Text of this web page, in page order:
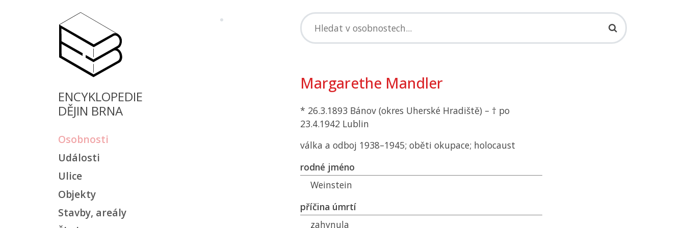
ENCYKLOPEDIE
DĚJIN BRNA
Osobnosti
Události
Ulice
Objekty
Stavby, areály
Margarethe Mandler
* 26.3.1893 Bánov (okres Uherské Hradiště) – † po
23.4.1942 Lublin
válka a odboj 1938–1945; oběti okupace; holocaust
rodné jméno
Weinstein
příčina úmrtí
zahynula